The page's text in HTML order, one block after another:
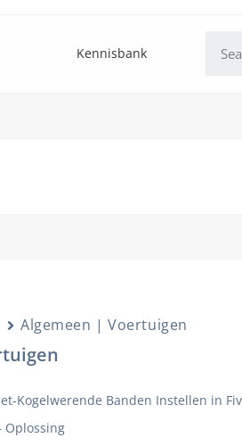
Kennisbank
Algemeen | Voertuigen
Kogelwerende Banden Instellen in
Oplossing